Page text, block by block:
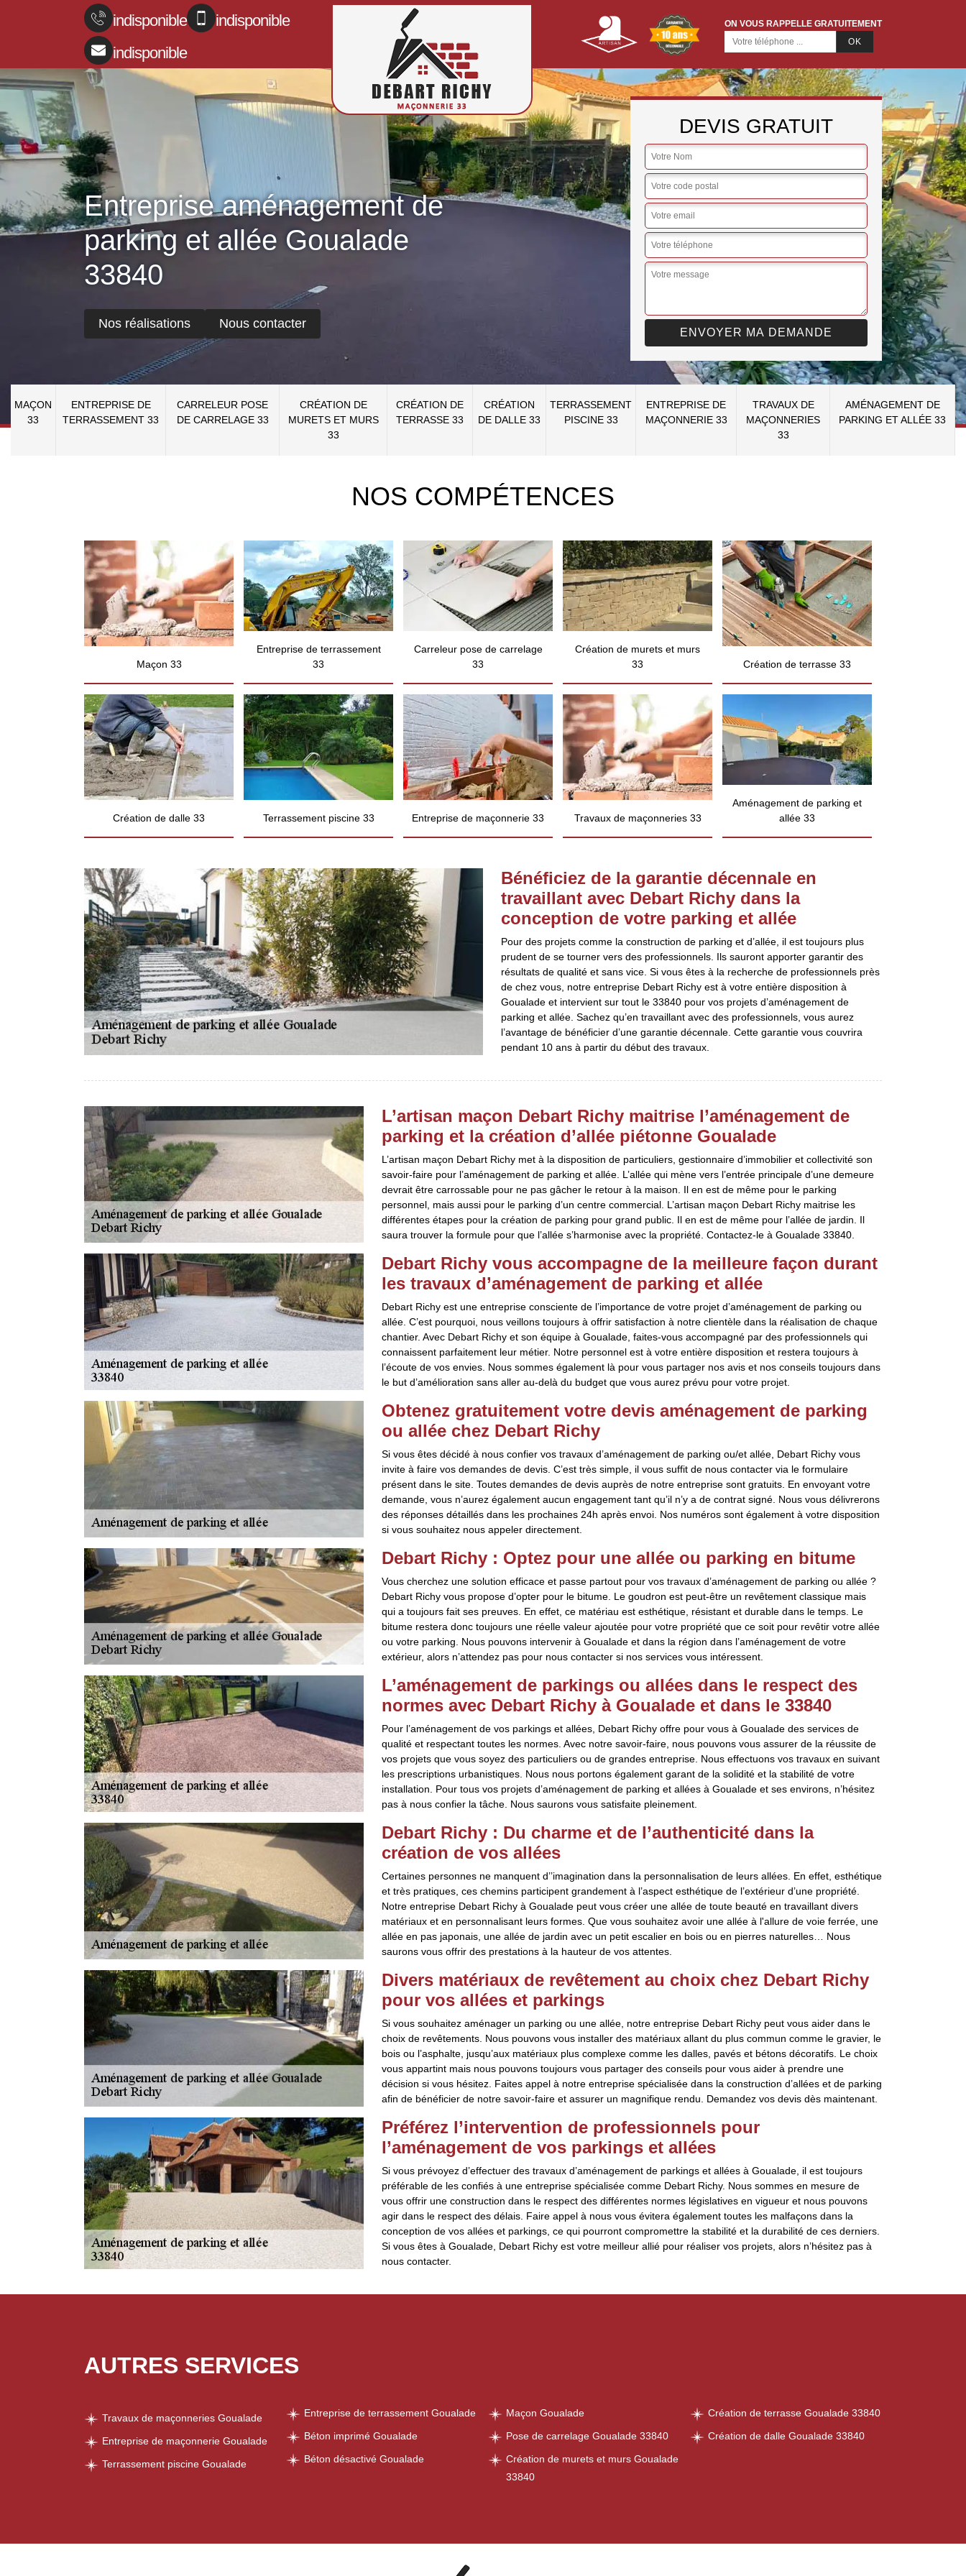
indisponible
indisponible
indisponible
ON VOUS RAPPELLE GRATUITEMENT
Entreprise aménagement de
parking et allée Goualade
33840
Nos réalisations Nous contacter
DEVIS GRATUIT
MAÇON
33
ENTREPRISE DE
TERRASSEMENT 33
CARRELEUR POSE
DE CARRELAGE 33
CRÉATION DE
MURETS ET MURS
33
CRÉATION DE
TERRASSE 33
CRÉATION
DE DALLE 33
TERRASSEMENT
PISCINE 33
ENTREPRISE DE
MAÇONNERIE 33
TRAVAUX DE
MAÇONNERIES
33
AMÉNAGEMENT DE
PARKING ET ALLÉE 33
NOS COMPÉTENCES
Maçon 33
Entreprise de terrassement
33
Carreleur pose de carrelage
33
Création de murets et murs
33
Création de terrasse 33
Création de dalle 33 Terrassement piscine 33 Entreprise de maçonnerie 33 Travaux de maçonneries 33
Aménagement de parking et
allée 33
Bénéficiez de la garantie décennale en
travaillant avec Debart Richy dans la
conception de votre parking et allée
Pour des projets comme la construction de parking et d’allée, il est toujours plus
prudent de se tourner vers des professionnels. Ils sauront apporter garantir des
résultats de qualité et sans vice. Si vous êtes à la recherche de professionnels près
de chez vous, notre entreprise Debart Richy est à votre entière disposition à
Goualade et intervient sur tout le 33840 pour vos projets d’aménagement de
parking et allée. Sachez qu’en travaillant avec des professionnels, vous aurez
l’avantage de bénéficier d’une garantie décennale. Cette garantie vous couvrira
pendant 10 ans à partir du début des travaux.
L’artisan maçon Debart Richy maitrise l’aménagement de
parking et la création d’allée piétonne Goualade
L’artisan maçon Debart Richy met à la disposition de particuliers, gestionnaire d’immobilier et collectivité son
savoir-faire pour l’aménagement de parking et allée. L’allée qui mène vers l’entrée principale d’une demeure
devrait être carrossable pour ne pas gâcher le retour à la maison. Il en est de même pour le parking
personnel, mais aussi pour le parking d’un centre commercial. L’artisan maçon Debart Richy maitrise les
différentes étapes pour la création de parking pour grand public. Il en est de même pour l’allée de jardin. Il
saura trouver la formule pour que l’allée s’harmonise avec la propriété. Contactez-le à Goualade 33840.
Debart Richy vous accompagne de la meilleure façon durant
les travaux d’aménagement de parking et allée
Debart Richy est une entreprise consciente de l’importance de votre projet d’aménagement de parking ou
allée. C’est pourquoi, nous veillons toujours à offrir satisfaction à notre clientèle dans la réalisation de chaque
chantier. Avec Debart Richy et son équipe à Goualade, faites-vous accompagné par des professionnels qui
connaissent parfaitement leur métier. Notre personnel est à votre entière disposition et restera toujours à
l’écoute de vos envies. Nous sommes également là pour vous partager nos avis et nos conseils toujours dans
le but d’amélioration sans aller au-delà du budget que vous aurez prévu pour votre projet.
Obtenez gratuitement votre devis aménagement de parking
ou allée chez Debart Richy
Si vous êtes décidé à nous confier vos travaux d’aménagement de parking ou/et allée, Debart Richy vous
invite à faire vos demandes de devis. C’est très simple, il vous suffit de nous contacter via le formulaire
présent dans le site. Toutes demandes de devis auprès de notre entreprise sont gratuits. En envoyant votre
demande, vous n’aurez également aucun engagement tant qu’il n’y a de contrat signé. Nous vous délivrerons
des réponses détaillés dans les prochaines 24h après envoi. Nos numéros sont également à votre disposition
si vous souhaitez nous appeler directement.
Debart Richy : Optez pour une allée ou parking en bitume
Vous cherchez une solution efficace et passe partout pour vos travaux d’aménagement de parking ou allée ?
Debart Richy vous propose d’opter pour le bitume. Le goudron est peut-être un revêtement classique mais
qui a toujours fait ses preuves. En effet, ce matériau est esthétique, résistant et durable dans le temps. Le
bitume restera donc toujours une réelle valeur ajoutée pour votre propriété que ce soit pour revêtir votre allée
ou votre parking. Nous pouvons intervenir à Goualade et dans la région dans l’aménagement de votre
extérieur, alors n’attendez pas pour nous contacter si nos services vous intéressent.
L’aménagement de parkings ou allées dans le respect des
normes avec Debart Richy à Goualade et dans le 33840
Pour l’aménagement de vos parkings et allées, Debart Richy offre pour vous à Goualade des services de
qualité et respectant toutes les normes. Avec notre savoir-faire, nous pouvons vous assurer de la réussite de
vos projets que vous soyez des particuliers ou de grandes entreprise. Nous effectuons vos travaux en suivant
les prescriptions urbanistiques. Nous nous portons également garant de la solidité et la stabilité de votre
installation. Pour tous vos projets d’aménagement de parking et allées à Goualade et ses environs, n’hésitez
pas à nous confier la tâche. Nous saurons vous satisfaite pleinement.
Debart Richy : Du charme et de l’authenticité dans la
création de vos allées
Certaines personnes ne manquent d’’imagination dans la personnalisation de leurs allées. En effet, esthétique
et très pratiques, ces chemins participent grandement à l’aspect esthétique de l’extérieur d’une propriété.
Notre entreprise Debart Richy à Goualade peut vous créer une allée de toute beauté en travaillant divers
matériaux et en personnalisant leurs formes. Que vous souhaitez avoir une allée à l'allure de voie ferrée, une
allée en pas japonais, une allée de jardin avec un petit escalier en bois ou en pierres naturelles… Nous
saurons vous offrir des prestations à la hauteur de vos attentes.
Divers matériaux de revêtement au choix chez Debart Richy
pour vos allées et parkings
Si vous souhaitez aménager un parking ou une allée, notre entreprise Debart Richy peut vous aider dans le
choix de revêtements. Nous pouvons vous installer des matériaux allant du plus commun comme le gravier, le
bois ou l’asphalte, jusqu’aux matériaux plus complexe comme les dalles, pavés et bétons décoratifs. Le choix
vous appartint mais nous pouvons toujours vous partager des conseils pour vous aider à prendre une
décision si vous hésitez. Faites appel à notre entreprise spécialisée dans la construction d’allées et de parking
afin de bénéficier de notre savoir-faire et assurer un magnifique rendu. Demandez vos devis dès maintenant.
Préférez l’intervention de professionnels pour
l’aménagement de vos parkings et allées
Si vous prévoyez d’effectuer des travaux d’aménagement de parkings et allées à Goualade, il est toujours
préférable de les confiés à une entreprise spécialisée comme Debart Richy. Nous sommes en mesure de
vous offrir une construction dans le respect des différentes normes législatives en vigueur et nous pouvons
agir dans le respect des délais. Faire appel à nous vous évitera également toutes les malfaçons dans la
conception de vos allées et parkings, ce qui pourront compromettre la stabilité et la durabilité de ces derniers.
Si vous êtes à Goualade, Debart Richy est votre meilleur allié pour réaliser vos projets, alors n’hésitez pas à
nous contacter.
AUTRES SERVICES
Travaux de maçonneries Goualade
Entreprise de maçonnerie Goualade
Terrassement piscine Goualade
Entreprise de terrassement Goualade
Béton imprimé Goualade
Béton désactivé Goualade
Maçon Goualade
Pose de carrelage Goualade 33840
Création de murets et murs Goualade
33840
Création de terrasse Goualade 33840
Création de dalle Goualade 33840